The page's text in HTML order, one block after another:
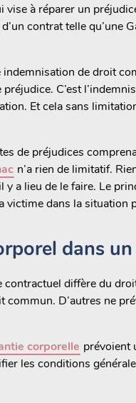
à réparer un
contrat telle qu’une
indemnisation de droit
C’est
Et cela sans
de préjudices
n’a rien de limitatif.
a lieu de le faire. Le
victime dans la situation
dans
diffère du
D’autres ne
corporelle prévoient
les conditions